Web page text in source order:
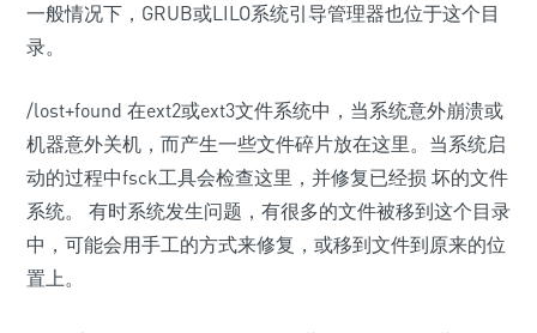
一般情况下，GRUB或LILO系统引导管理器也位于这个目
录。
/lost+found 在ext2或ext3文件系统中，当系统意外崩溃或
机器意外关机，而产生一些文件碎片放在这里。当系统启
动的过程中fsck工具会检查这里，并修复已经损 坏的文件
系统。 有时系统发生问题，有很多的文件被移到这个目录
中，可能会用手工的方式来修复，或移到文件到原来的位
置上。